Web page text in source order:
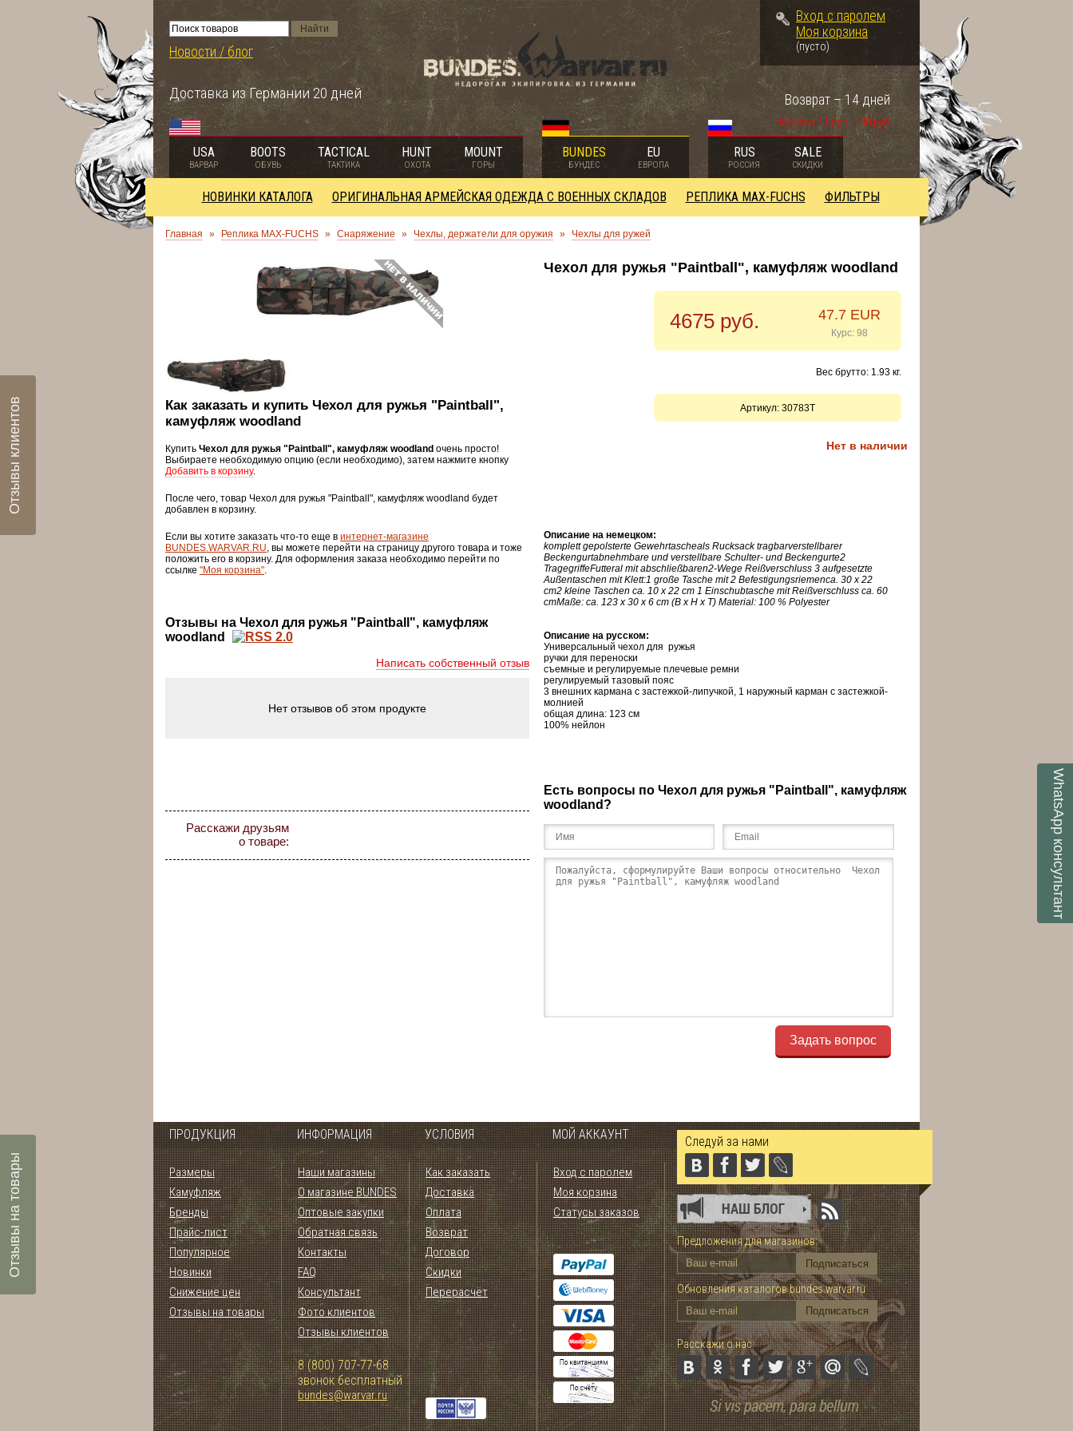
Новости / блог
Доставка из Германии 20 дней
Вход с паролем
Моя корзина
(пусто)
Покупка 1 Евро – 98 руб.
Возврат – 14 дней
USA
ВАРВАР
BOOTS
ОБУВЬ
TACTICAL
ТАКТИКА
HUNT
ОХОТА
MOUNT
ГОРЫ
BUNDES
БУНДЕС
EU
ЕВРОПА
RUS
РОССИЯ
SALE
СКИДКИ
НОВИНКИ КАТАЛОГА ОРИГИНАЛЬНАЯ АРМЕЙСКАЯ ОДЕЖДА С ВОЕННЫХ СКЛАДОВ РЕПЛИКА MAX-FUCHS ФИЛЬТРЫ
Главная » Реплика MAX-FUCHS » Снаряжение » Чехлы, держатели для оружия » Чехлы для ружей
Как заказать и купить Чехол для ружья "Paintball",
камуфляж woodland
Купить Чехол для ружья "Paintball", камуфляж woodland очень просто!
Выбираете необходимую опцию (если необходимо), затем нажмите кнопку
Добавить в корзину.
После чего, товар Чехол для ружья "Paintball", камуфляж woodland будет
добавлен в корзину.
Если вы хотите заказать что-то еще в интернет-магазине
BUNDES.WARVAR.RU , вы можете перейти на страницу другого товара и тоже
положить его в корзину. Для оформления заказа необходимо перейти по
ссылке "Моя корзина"
Отзывы на Чехол для ружья "Paintball", камуфляж
woodland
Написать собственный отзыв
Нет отзывов об этом продукте
Расскажи друзьям
о товаре:
Чехол для ружья "Paintball", камуфляж woodland
4675 руб. 47.7 EUR
Курс: 98
Вес брутто: 1.93 кг.
Артикул: 30783T
Нет в наличии
Описание на немецком:
komplett gepolsterte Gewehrtascheals Rucksack tragbarverstellbarer
Beckengurtabnehmbare und verstellbare Schulter- und Beckengurte2
TragegriffeFutteral mit abschließbaren2-Wege Reißverschluss 3 aufgesetzte
Außentaschen mit Klett:1 große Tasche mit 2 Befestigungsriemenca. 30 x 22
cm2 kleine Taschen ca. 10 x 22 cm 1 Einschubtasche mit Reißverschluss ca. 60
cmMaße: ca. 123 x 30 x 6 cm (B x H x T) Material: 100 % Polyester
Описание на русском:
Универсальный чехол для ружья
ручки для переноски
съемные и регулируемые плечевые ремни
регулируемый тазовый пояс
3 внешних кармана с застежкой-липучкой, 1 наружный карман с застежкой-
молнией
общая длина: 123 см
100% нейлон
Есть вопросы по Чехол для ружья "Paintball", камуфляж
woodland?
Задать вопрос
ПРОДУКЦИЯ ИНФОРМАЦИЯ УСЛОВИЯ МОЙ АККАУНТ
Размеры
Камуфляж
Бренды
Прайс-лист
Популярное
Новинки
Снижение цен
Отзывы на товары
Наши магазины
О магазине BUNDES
Оптовые закупки
Обратная связь
Контакты
FAQ
Консультант
Фото клиентов
Отзывы клиентов
8 (800) 707-77-68
звонок бесплатный
bundes@warvar.ru
Как заказать
Доставка
Оплата
Возврат
Договор
Скидки
Перерасчёт
Вход с паролем
Моя корзина
Статусы заказов
Следуй за нами
Предложения для магазинов:
Обновления каталогов bundes.warvar.ru
Расскажи о нас:
WhatsApp
консультант
Отзывы клиентов
Отзывы на товары